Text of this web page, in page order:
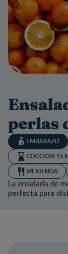
perlas
EMBARAZO
COCCIÓN:15
MERIENDA
La ensalada de
perfecta para